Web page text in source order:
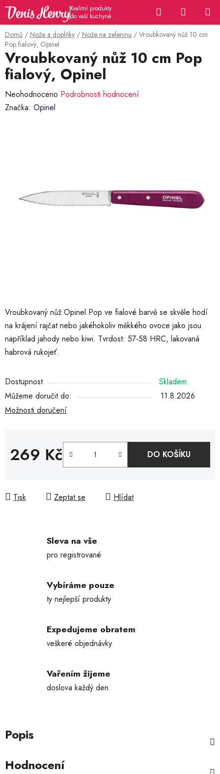
Přejít
obsah
Hledat
KOŠÍK
Domů / Nože a doplňky / Nože na zeleninu / Vroubkovaný nůž 10 cm
Pop fialový, Opinel
Vroubkovaný nůž Opinel Pop ve fialové barvě se skvěle hodí
na krájení rajčat nebo jakéhokoliv měkkého ovoce jako jsou
například jahody nebo kiwi. Tvrdost: 57-58 HRC, lakovaná
habrová rukojeť.
Dostupnost
Skladem
Můžeme doručit do:
11.8.2026
Možnosti doručení
269 Kč DO KOŠÍKU
Tisk Zeptat se Hlídat
Vroubkovaný nůž 10 cm Pop
fialový, Opinel
Průměrné
hodnocení
Neohodnoceno Podrobnosti hodnocení
Značka: Opinel
Sleva na vše
pro registrované
Vybíráme pouze
ty nejlepší produkty
Expedujeme obratem
veškeré objednávky
Vařením žijeme
doslova každý den
Popis
Hodnocení